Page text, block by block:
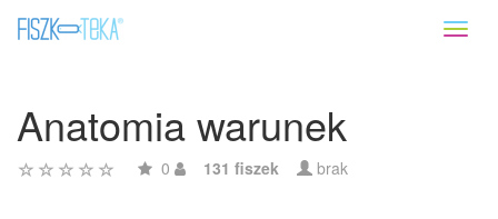
Anatomia warunek
0 131 fiszek brak